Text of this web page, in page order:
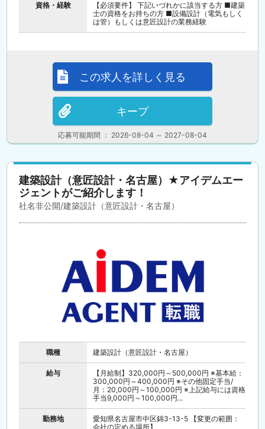
資格・経験
【必須要件】 下記いづれかに該当する方 ■建築
士の資格をお持ちの方 ■設備設計（電気もしく
は管）もしくは意匠設計の業務経験
応募可能期間 ： 2026-08-04 ～ 2027-08-04
この求人を詳しく見る
キープ
建築設計（意匠設計・名古屋）★アイデムエー
ジェントがご紹介します！
社名非公開/建築設計（意匠設計・名古屋）
職種 建築設計（意匠設計・名古屋）
給与
【月給制】320,000円～500,000円 ※基本給：
300,000円～400,000円 ※その他固定手当/
月：20,000円～100,000円 ※上記給与には資格
手当9,000円～100,000円...
勤務地
愛知県名古屋市中区錦3-13-5 【変更の範囲：
会社の定める場所】